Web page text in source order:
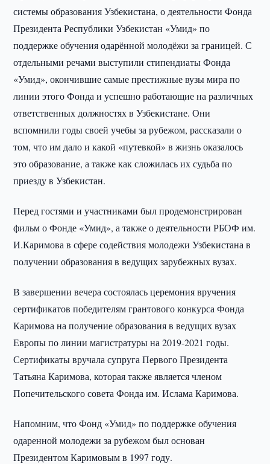
системы образования Узбекистана, о деятельности Фонда
Президента Республики Узбекистан «Умид» по
поддержке обучения одарённой молодёжи за границей. С
отдельными речами выступили стипендиаты Фонда
«Умид», окончившие самые престижные вузы мира по
линии этого Фонда и успешно работающие на различных
ответственных должностях в Узбекистане. Они
вспомнили годы своей учебы за рубежом, рассказали о
том, что им дало и какой «путевкой» в жизнь оказалось
это образование, а также как сложилась их судьба по
приезду в Узбекистан.
Перед гостями и участниками был продемонстрирован
фильм о Фонде «Умид», а также о деятельности РБОФ им.
И.Каримова в сфере содействия молодежи Узбекистана в
получении образования в ведущих зарубежных вузах.
В завершении вечера состоялась церемония вручения
сертификатов победителям грантового конкурса Фонда
Каримова на получение образования в ведущих вузах
Европы по линии магистратуры на 2019-2021 годы.
Сертификаты вручала супруга Первого Президента
Татьяна Каримова, которая также является членом
Попечительского совета Фонда им. Ислама Каримова.
Напомним, что Фонд «Умид» по поддержке обучения
одаренной молодежи за рубежом был основан
Президентом Каримовым в 1997 году.